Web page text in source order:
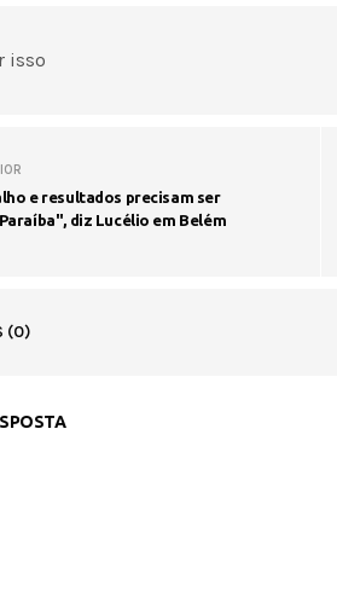
isso
e resultados precisam ser
diz Lucélio em Belém
(0)